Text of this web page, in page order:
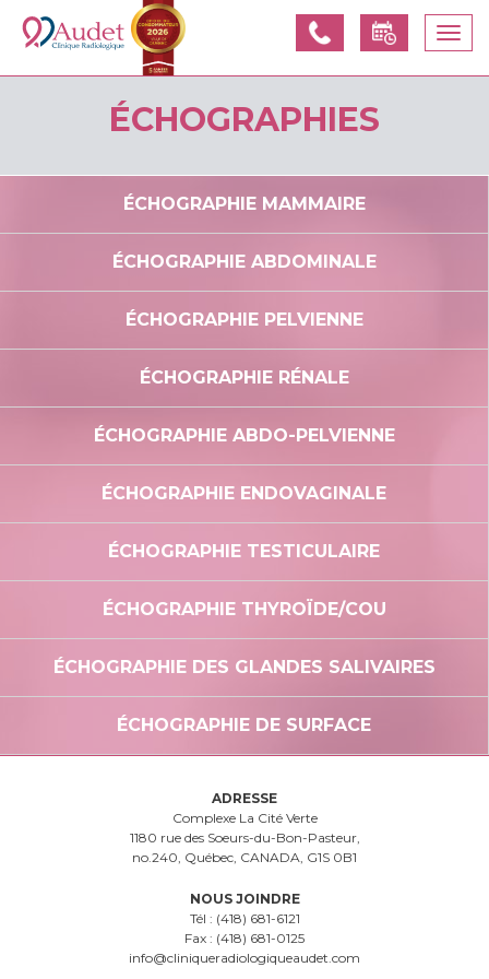
Prendre
un
rendez-
Appelez-
nous
ÉCHOGRAPHIES
ÉCHOGRAPHIE MAMMAIRE
ÉCHOGRAPHIE ABDOMINALE
ÉCHOGRAPHIE PELVIENNE
ÉCHOGRAPHIE RÉNALE
ÉCHOGRAPHIE ABDO-PELVIENNE
ÉCHOGRAPHIE ENDOVAGINALE
ÉCHOGRAPHIE TESTICULAIRE
ÉCHOGRAPHIE THYROÏDE/COU
ÉCHOGRAPHIE DES GLANDES SALIVAIRES
ÉCHOGRAPHIE DE SURFACE
ADRESSE
Complexe La Cité Verte
1180 rue des Soeurs-du-Bon-Pasteur,
no.240, Québec, CANADA, G1S 0B1
NOUS JOINDRE
Tél : (418) 681-6121
Fax : (418) 681-0125
info@cliniqueradiologiqueaudet.com